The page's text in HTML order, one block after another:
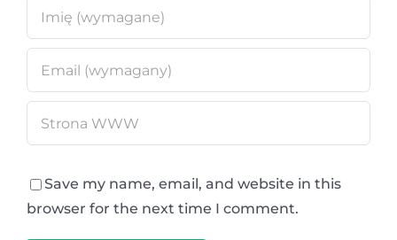
Save my name, email, and website in this
browser for the next time I comment.